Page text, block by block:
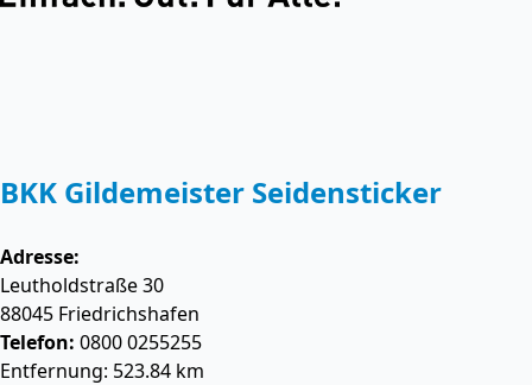
BKK Gildemeister Seidensticker
Adresse:
Leutholdstraße 30
88045 Friedrichshafen
Telefon: 0800 0255255
Entfernung: 523.84 km